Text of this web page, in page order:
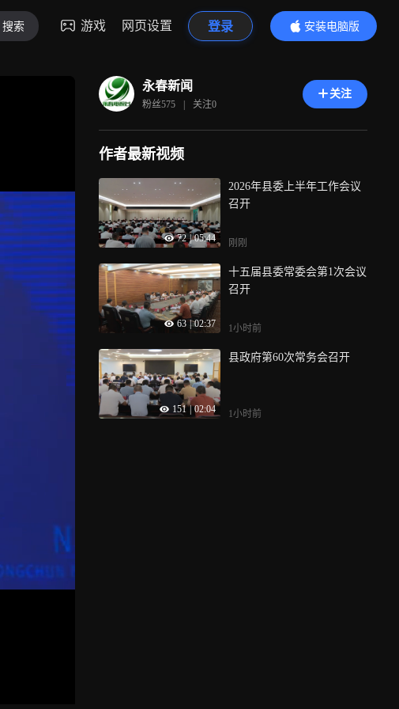
搜索 游戏 网页设置 登录
安装电脑版
内容更精彩
永春新闻
粉丝575 | 关注0
关注
作者最新视频
72 | 05:44
2026年县委上半年工作会议
召开
刚刚
63 | 02:37
十五届县委常委会第1次会议
召开
1小时前
151 | 02:04
县政府第60次常务会召开
1小时前